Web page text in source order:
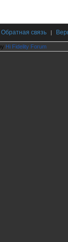
Обратная связь |
Hi Fidelity Forum